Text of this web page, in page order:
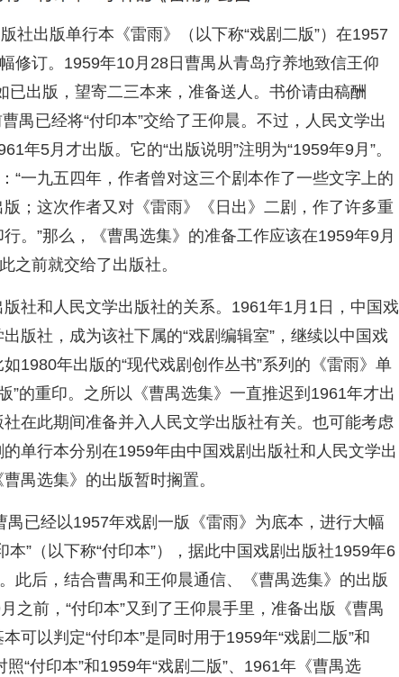
社出版单行本《雷雨》（以下称“戏剧二版”）在1957
修订。1959年10月28日曹禺从青岛疗养地致信王仰
已出版，望寄二三本来，准备送人。书价请由稿酬
禺已经将“付印本”交给了王仰晨。不过，人民文学出
年5月才出版。它的“出版说明”注明为“1959年9月”。
“一九五四年，作者曾对这三个剧本作了一些文字上的
；这次作者又对《雷雨》《日出》二剧，作了许多重
。”那么，《曹禺选集》的准备工作应该在1959年9月
之前就交给了出版社。
社和人民文学出版社的关系。1961年1月1日，中国戏
版社，成为该社下属的“戏剧编辑室”，继续以中国戏
1980年出版的“现代戏剧创作丛书”系列的《雷雨》单
”的重印。之所以《曹禺选集》一直推迟到1961年才出
在此期间准备并入人民文学出版社有关。也可能考虑
单行本分别在1959年由中国戏剧出版社和人民文学出
禺选集》的出版暂时搁置。
禺已经以1957年戏剧一版《雷雨》为底本，进行大幅
本”（以下称“付印本”），据此中国戏剧出版社1959年6
此后，结合曹禺和王仰晨通信、《曹禺选集》的出版
之前，“付印本”又到了王仰晨手里，准备出版《曹禺
可以判定“付印本”是同时用于1959年“戏剧二版”和
“付印本”和1959年“戏剧二版”、1961年《曹禺选